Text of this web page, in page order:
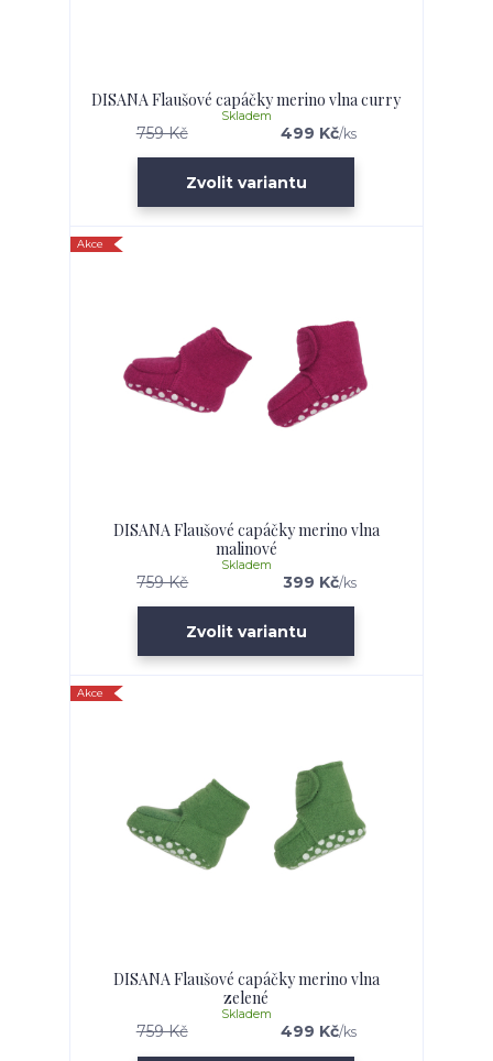
DISANA Flaušové capáčky merino vlna curry
759 Kč 499 Kč/ks
Skladem
Zvolit variantu
Akce
DISANA Flaušové capáčky merino vlna
malinové
759 Kč 399 Kč/ks
Skladem
Zvolit variantu
Akce
DISANA Flaušové capáčky merino vlna
zelené
759 Kč 499 Kč/ks
Skladem